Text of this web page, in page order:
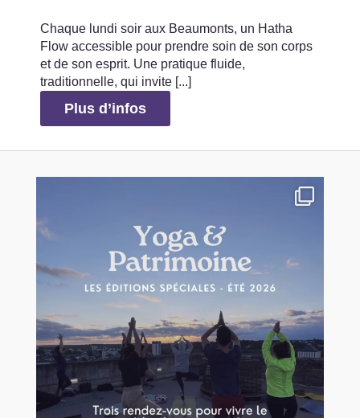
Chaque lundi soir aux Beaumonts, un Hatha
Flow accessible pour prendre soin de son corps
et de son esprit. Une pratique fluide,
traditionnelle, qui invite [...]
Plus d’infos